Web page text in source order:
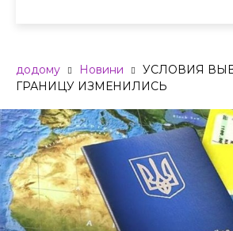
додому Новини
УСЛОВИЯ
ГРАНИЦУ ИЗМЕНИЛИСЬ